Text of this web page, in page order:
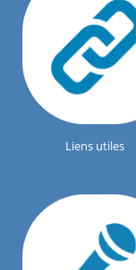
Liens utiles